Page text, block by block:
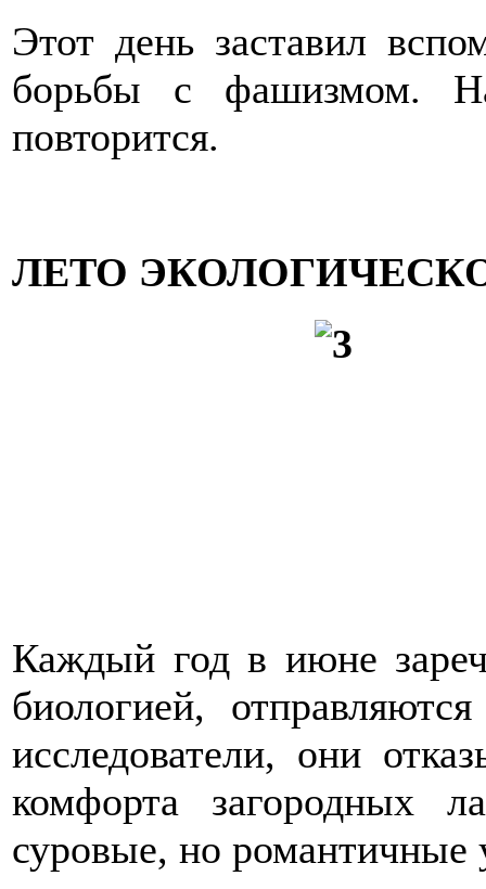
Этот день заставил
борьбы с фашизмом.
повторится.
ЛЕТО
Каждый год в июне
биологией,
исследователи, они
комфорта загородных
суровые, но романтичные